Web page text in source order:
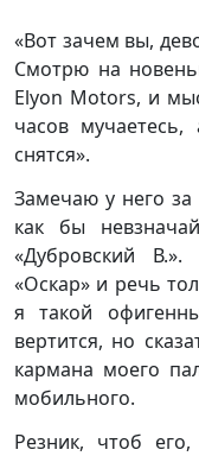
«Вот зачем вы,
Смотрю на
Elyon Motors, и
часов
снятся».
Замечаю у него
как бы
«Дубровский
«Оскар» и речь
я такой
вертится, но
кармана моего
мобильного.
Резник, чтоб